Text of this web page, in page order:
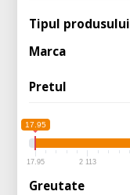
Tipul produsului
Marca
Pretul
17.95
17.95 2 113
Greutate